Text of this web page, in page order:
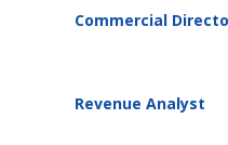
Commercial
Revenue Analyst